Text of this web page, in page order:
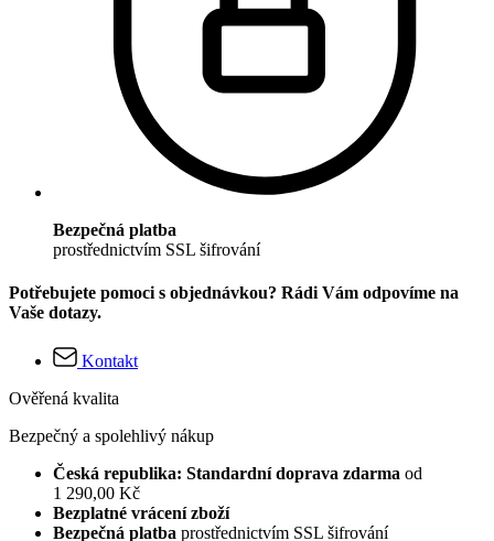
Bezpečná platba
prostřednictvím SSL šifrování
Potřebujete pomoci s objednávkou? Rádi Vám odpovíme na
Vaše dotazy.
Kontakt
Ověřená kvalita
Bezpečný a spolehlivý nákup
Česká republika: Standardní doprava zdarma od
1 290,00 Kč
Bezplatné vrácení zboží
Bezpečná platba prostřednictvím SSL šifrování